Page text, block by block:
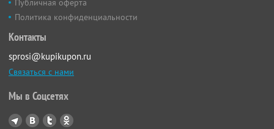
Публичная оферта
Политика конфиденциальности
Контакты
sprosi@kupikupon.ru
Связаться с нами
Мы в Соцсетях